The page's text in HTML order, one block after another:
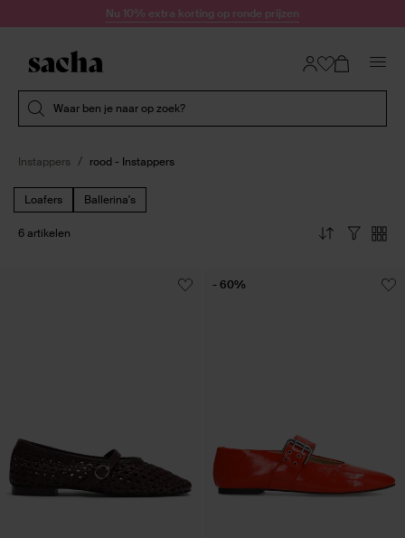
Doorgaan naar artikelNu 10% extra korting op ronde prijzen
Waar ben je naar op zoek?
Instappers rood - Instappers
Loafers Ballerina's
6 artikelen
- 60%